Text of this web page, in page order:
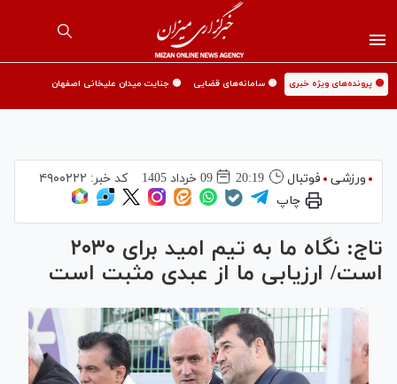
🟡 پرونده‌های ویژه خبری 🟡 سامانه‌های قضایی 🟡 جنایت میدان علیخانی اصفهان
ورزشی فوتبال 20:19 09 خرداد 1405 کد خبر: ۴۹۰۰۲۲۲
چاپ
تاج: نگاه ما به تیم امید برای ۲۰۳۰
است/ ارزیابی ما از عبدی مثبت است